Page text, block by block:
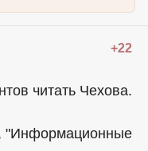
+22
читать Чехова.
"Информационные